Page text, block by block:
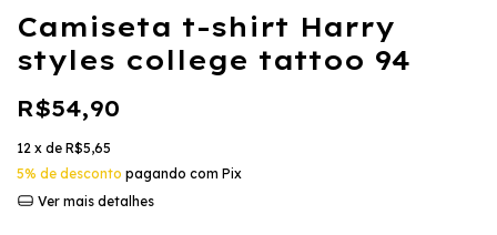
Camiseta t-shirt Harry
styles college tattoo 94
R$54,90
12 x de R$5,65
5% de desconto pagando com Pix
Ver mais detalhes